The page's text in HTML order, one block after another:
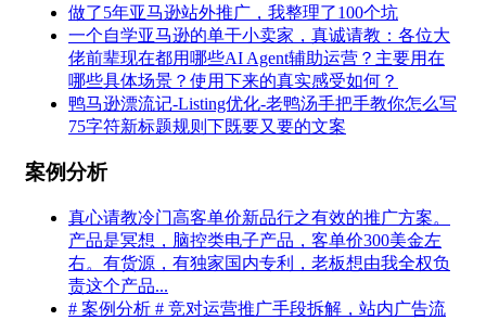
做了5年亚马逊站外推广，我整理了100个坑
一个自学亚马逊的单干小卖家，真诚请教：各位大
佬前辈现在都用哪些AI Agent辅助运营？主要用在
哪些具体场景？使用下来的真实感受如何？
鸭马逊漂流记-Listing优化-老鸭汤手把手教你怎么写
75字符新标题规则下既要又要的文案
案例分析
真心请教冷门高客单价新品行之有效的推广方案。
产品是冥想，脑控类电子产品，客单价300美金左
右。有货源，有独家国内专利，老板想由我全权负
责这个产品...
# 案例分析 # 竞对运营推广手段拆解，站内广告流